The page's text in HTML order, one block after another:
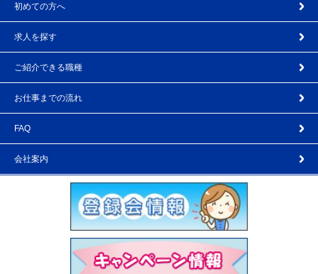
初めての方へ
求人を探す
ご紹介できる職種
お仕事までの流れ
FAQ
会社案内